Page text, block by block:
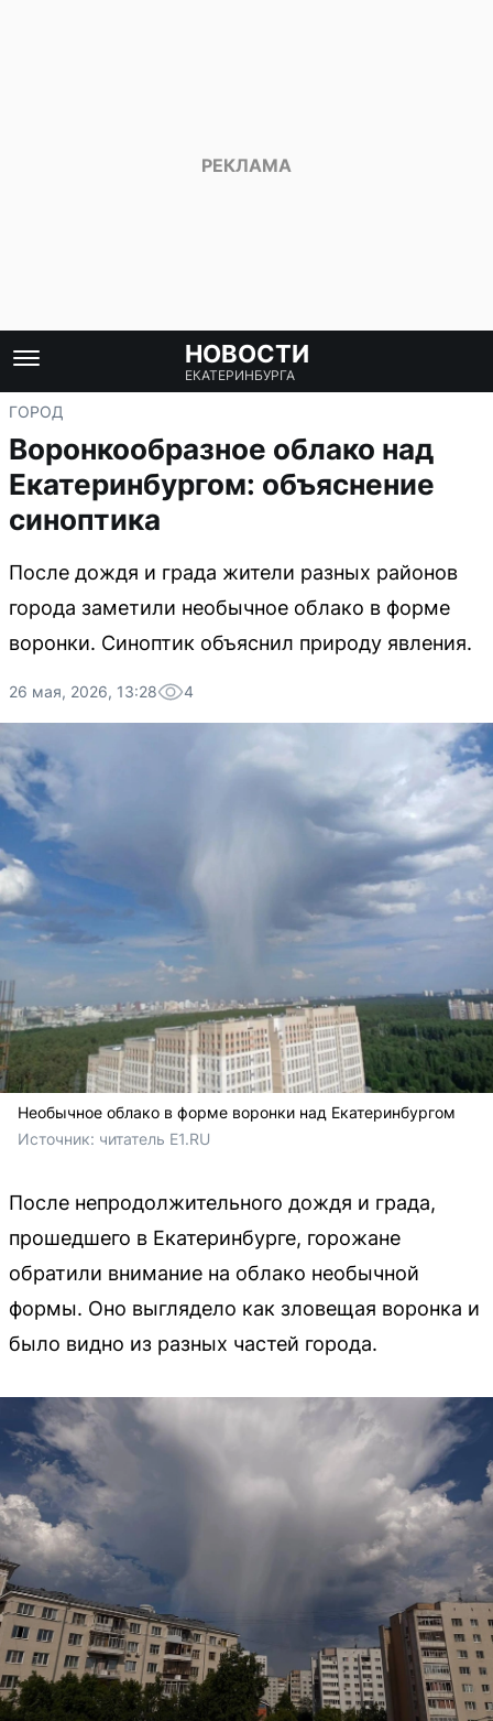
НОВОСТИ
ЕКАТЕРИНБУРГА
ГОРОД
Воронкообразное облако над
Екатеринбургом: объяснение
синоптика
После дождя и града жители разных районов
города заметили необычное облако в форме
воронки. Синоптик объяснил природу явления.
26 мая, 2026, 13:28 4
Необычное облако в форме воронки над Екатеринбургом
Источник: читатель E1.RU
После непродолжительного дождя и града,
прошедшего в Екатеринбурге, горожане
обратили внимание на облако необычной
формы. Оно выглядело как зловещая воронка и
было видно из разных частей города.